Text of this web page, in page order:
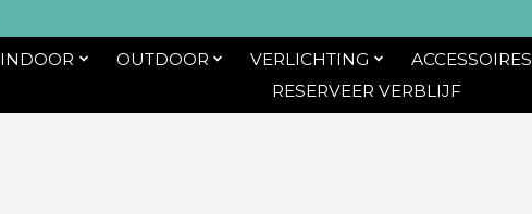
INDOOR OUTDOOR VERLICHTING ACCESSOIRES
RESERVEER VERBLIJF